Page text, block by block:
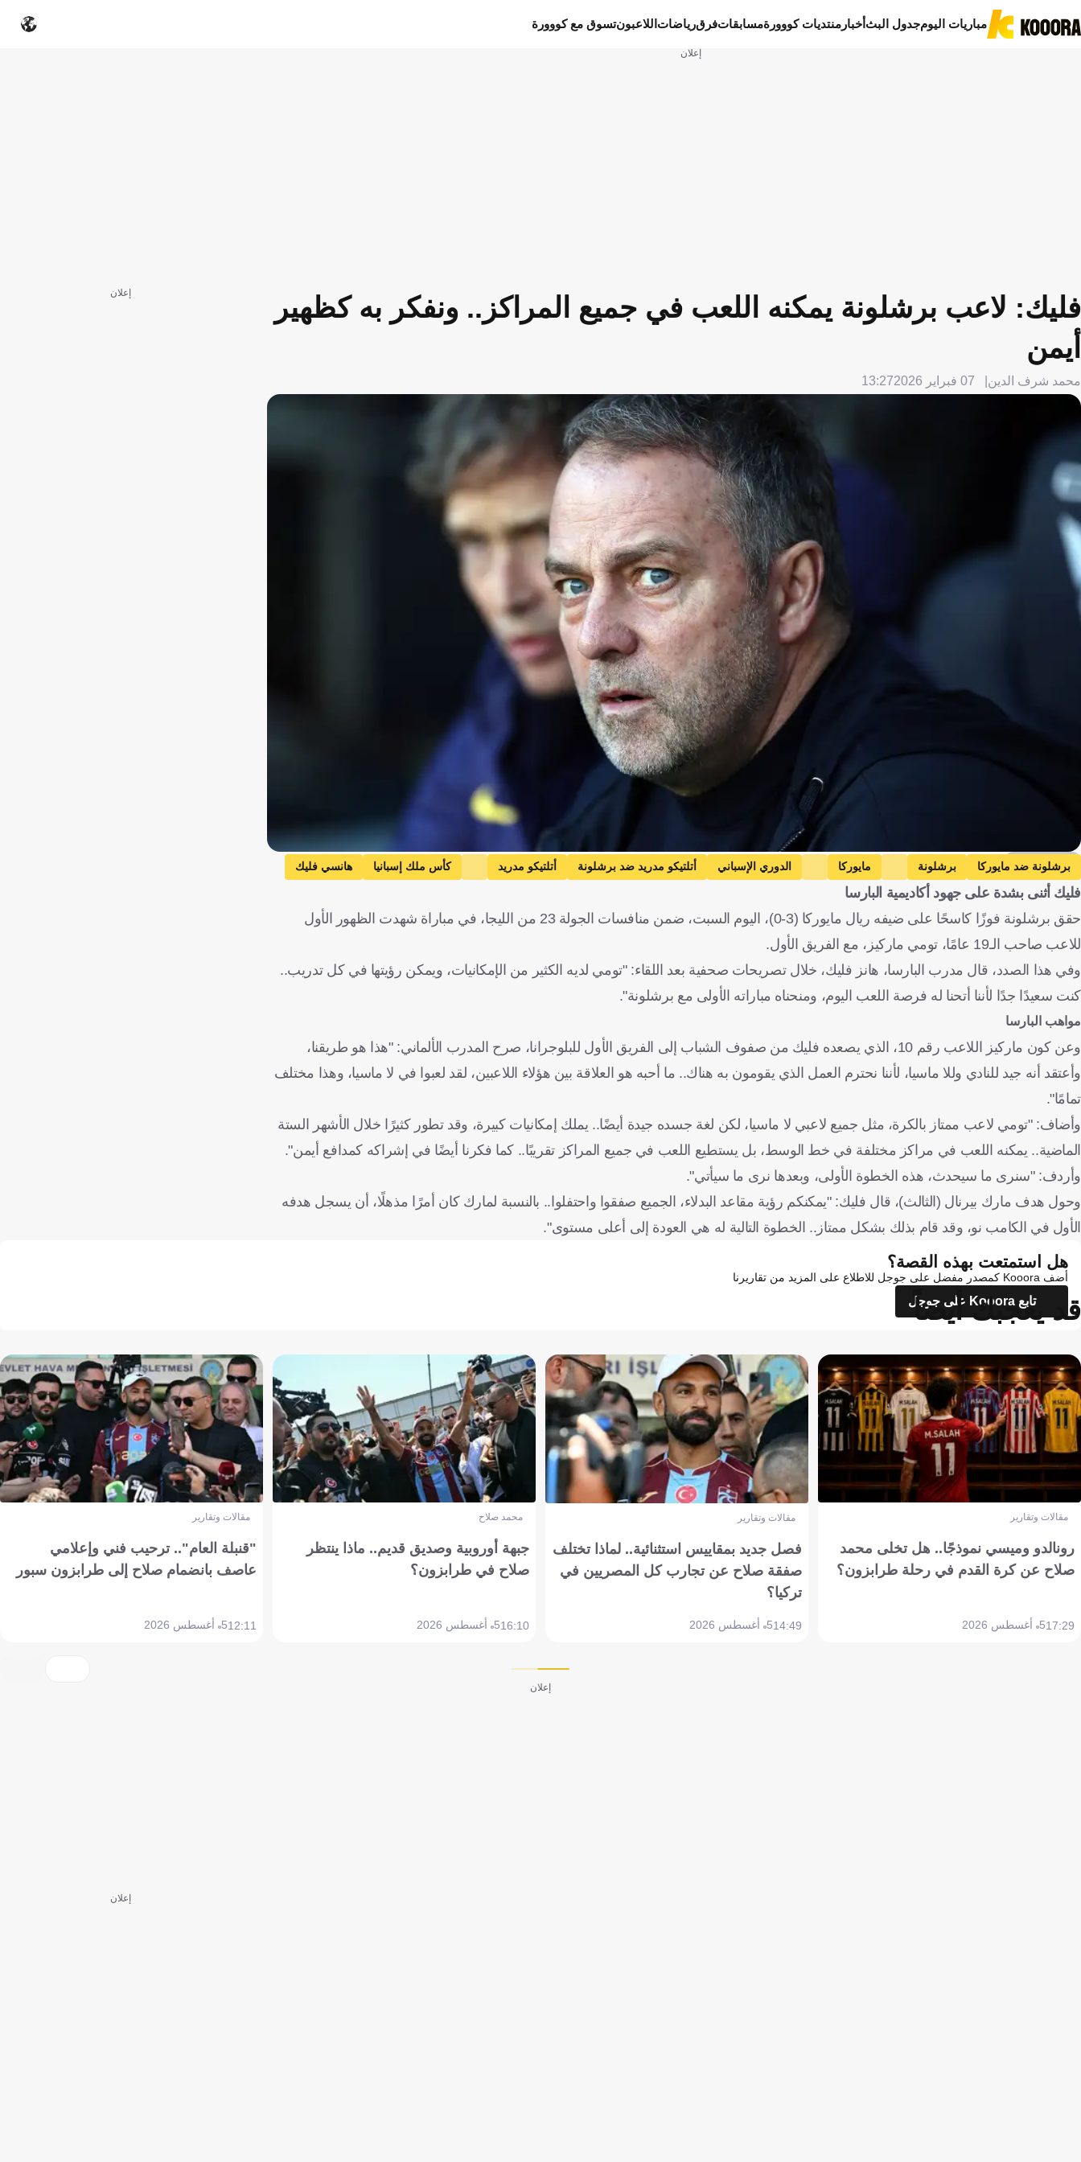
مباريات اليومجدول البثأخبار منتديات كووورةمسابقاتفرقرياضات اللاعبونتسوق مع كووورة
إعلان
فليك: لاعب برشلونة يمكنه اللعب في جميع المراكز.. ونفكر به كظهير
أيمن
محمد شرف الدين 07 فبراير 2026 13:27
Getty Images
برشلونة ضد مايوركا برشلونة مايوركا الدوري الإسباني أتلتيكو مدريد ضد برشلونة أتلتيكو مدريد كأس ملك إسبانيا
هانسي فليك
تومي ماركيز
مارك بيرنال إسبانيا ألمانيا
فليك أثنى بشدة على جهود أكاديمية البارسا
حقق برشلونة فوزًا كاسحًا على ضيفه ريال مايوركا (3-0)، اليوم السبت، ضمن منافسات الجولة 23 من الليجا، في مباراة شهدت الظهور الأول
للاعب صاحب الـ19 عامًا، تومي ماركيز، مع الفريق الأول.
وفي هذا الصدد، قال مدرب البارسا، هانز فليك، خلال تصريحات صحفية بعد اللقاء: "تومي لديه الكثير من الإمكانيات، ويمكن رؤيتها في كل تدريب..
كنت سعيدًا جدًا لأننا أتحنا له فرصة اللعب اليوم، ومنحناه مباراته الأولى مع برشلونة".
مواهب البارسا
وعن كون ماركيز اللاعب رقم 10، الذي يصعده فليك من صفوف الشباب إلى الفريق الأول للبلوجرانا، صرح المدرب الألماني: "هذا هو طريقنا،
وأعتقد أنه جيد للنادي وللا ماسيا، لأننا نحترم العمل الذي يقومون به هناك.. ما أحبه هو العلاقة بين هؤلاء اللاعبين، لقد لعبوا في لا ماسيا، وهذا مختلف
تمامًا".
وأضاف: "تومي لاعب ممتاز بالكرة، مثل جميع لاعبي لا ماسيا، لكن لغة جسده جيدة أيضًا.. يملك إمكانيات كبيرة، وقد تطور كثيرًا خلال الأشهر الستة
الماضية.. يمكنه اللعب في مراكز مختلفة في خط الوسط، بل يستطيع اللعب في جميع المراكز تقريبًا.. كما فكرنا أيضًا في إشراكه كمدافع أيمن".
وأردف: "سنرى ما سيحدث، هذه الخطوة الأولى، وبعدها نرى ما سيأتي".
وحول هدف مارك بيرنال (الثالث)، قال فليك: "يمكنكم رؤية مقاعد البدلاء، الجميع صفقوا واحتفلوا.. بالنسبة لمارك كان أمرًا مذهلًا، أن يسجل هدفه
الأول في الكامب نو، وقد قام بذلك بشكل ممتاز.. الخطوة التالية له هي العودة إلى أعلى مستوى".
إعلان
هل استمتعت بهذه القصة؟
أضف Kooora كمصدر مفضل على جوجل للاطلاع على المزيد من تقاريرنا
تابع Kooora على جوجل
قد يعجبك أيضاً
مقالات وتقارير
رونالدو وميسي نموذجًا.. هل تخلى محمد
صلاح عن كرة القدم في رحلة طرابزون؟
17:295 أغسطس 2026
مقالات وتقارير
فصل جديد بمقاييس استثنائية.. لماذا تختلف
صفقة صلاح عن تجارب كل المصريين في
تركيا؟
14:495 أغسطس 2026
محمد صلاح
جبهة أوروبية وصديق قديم.. ماذا ينتظر
صلاح في طرابزون؟
16:105 أغسطس 2026
مقالات وتقارير
"قنبلة العام".. ترحيب فني وإعلامي
عاصف بانضمام صلاح إلى طرابزون سبور
12:115 أغسطس 2026
إعلان
إعلان